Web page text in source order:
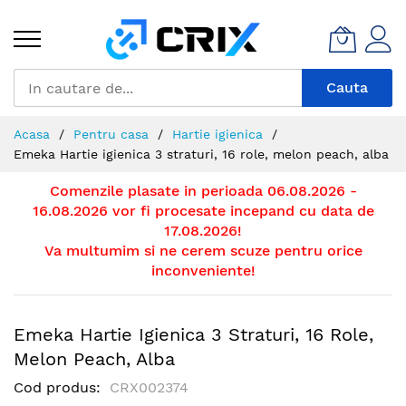
Continut
Cauta
Acasa Pentru casa
Hartie igienica
Emeka Hartie igienica 3 straturi, 16 role, melon peach, alba
Comenzile plasate in perioada 06.08.2026 -
16.08.2026 vor fi procesate incepand cu data de
17.08.2026!
Va multumim si ne cerem scuze pentru orice
inconveniente!
Emeka Hartie Igienica 3 Straturi, 16 Role,
Melon Peach, Alba
Cod produs CRX002374